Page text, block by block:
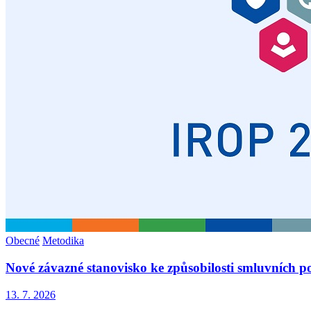
Obecné Metodika
Nové závazné stanovisko ke způsobilosti smluvních
13. 7. 2026